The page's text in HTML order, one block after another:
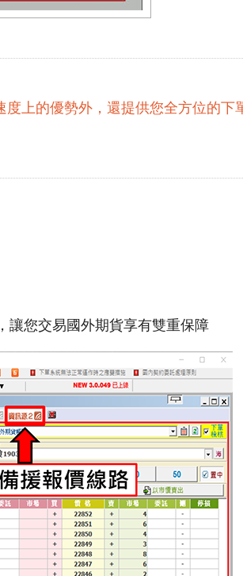
上的優勢外，還提供您全方位的下
讓您交易國外期貨享有雙重保障